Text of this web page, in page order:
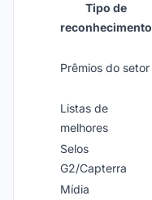
Tipo de
reconhecimento
Prêmios do setor
Listas de
melhores
Selos
G2/Capterra
Mídia